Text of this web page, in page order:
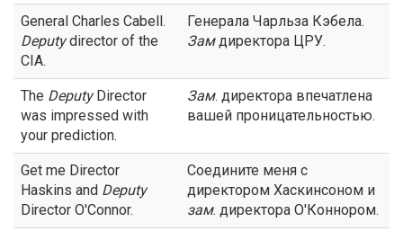
General Charles Cabell.
Deputydirector of the
CIA.
Генерала Чарльза Кэбела.
Замдиректора ЦРУ.
The DeputyDirector
was impressed with
your prediction.
Зам. директора впечатлена
вашей проницательностью.
Get me Director
Haskins and Deputy
Director O'Connor.
Соедините меня с
директором Хаскинсоном и
зам. директора О'Коннором.